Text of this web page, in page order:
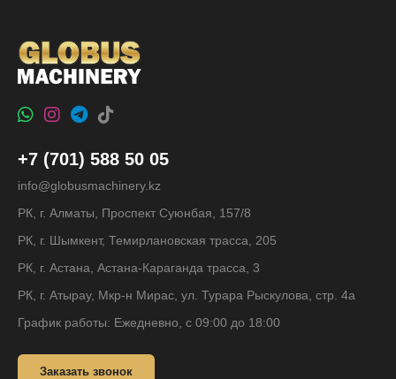
+7 (701) 588 50 05
info@globusmachinery.kz
РК, г. Алматы, Проспект Суюнбая, 157/8
РК, г. Шымкент, Темирлановская трасса, 205
РК, г. Астана, Астана-Караганда трасса, 3
РК, г. Атырау, Мкр-н Мирас, ул. Турара Рыскулова, стр. 4а
График работы: Ежедневно, с 09:00 до 18:00
Заказать звонок